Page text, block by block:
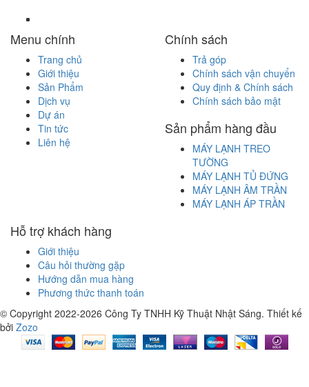
Menu chính
Trang chủ
Giới thiệu
Sản Phẩm
Dịch vụ
Dự án
Tin tức
Liên hệ
Chính sách
Trả góp
Chính sách vận chuyển
Quy định & Chính sách
Chính sách bảo mật
Sản phẩm hàng đầu
MÁY LẠNH TREO
TƯỜNG
MÁY LẠNH TỦ ĐỨNG
MÁY LẠNH ÂM TRẦN
MÁY LẠNH ÁP TRẦN
Hỗ trợ khách hàng
Giới thiệu
Câu hỏi thường gặp
Hướng dẫn mua hàng
Phương thức thanh toán
© Copyright 2022-2026 Công Ty TNHH Kỹ Thuật Nhật Sáng. Thiết kế
bởi Zozo